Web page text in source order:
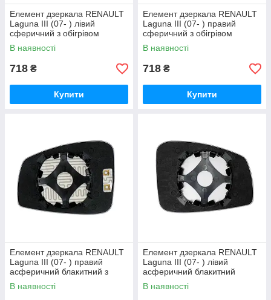
Елемент дзеркала RENAULT
Laguna III (07- ) лівий
сферичний з обігрівом
В наявності
718 ₴
Купити
Елемент дзеркала RENAULT
Laguna III (07- ) правий
сферичний з обігрівом
В наявності
718 ₴
Купити
Елемент дзеркала RENAULT
Laguna III (07- ) правий
асферичний блакитний з
обігрівом
В наявності
Елемент дзеркала RENAULT
Laguna III (07- ) лівий
асферичний блакитний
В наявності